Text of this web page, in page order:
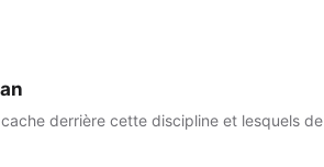
derrière cette discipline et lesquels de